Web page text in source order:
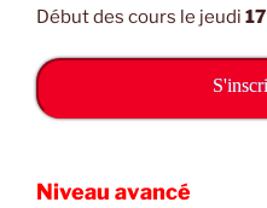
Début des cours le jeudi
Niveau avancé